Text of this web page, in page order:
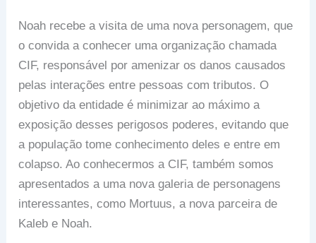
Noah recebe a visita de uma nova personagem, que
o convida a conhecer uma organização chamada
CIF, responsável por amenizar os danos causados
pelas interações entre pessoas com tributos. O
objetivo da entidade é minimizar ao máximo a
exposição desses perigosos poderes, evitando que
a população tome conhecimento deles e entre em
colapso. Ao conhecermos a CIF, também somos
apresentados a uma nova galeria de personagens
interessantes, como Mortuus, a nova parceira de
Kaleb e Noah.